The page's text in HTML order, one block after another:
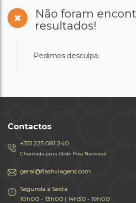
Não foram
resultados!
Pedimos desculpa.
Contactos
+351 225 081 240
Chamada para Rede Fixa Nacional
geral@flashviagens.com
Segunda a Sexta:
10h00 - 13h00 | 14h30 - 19h00